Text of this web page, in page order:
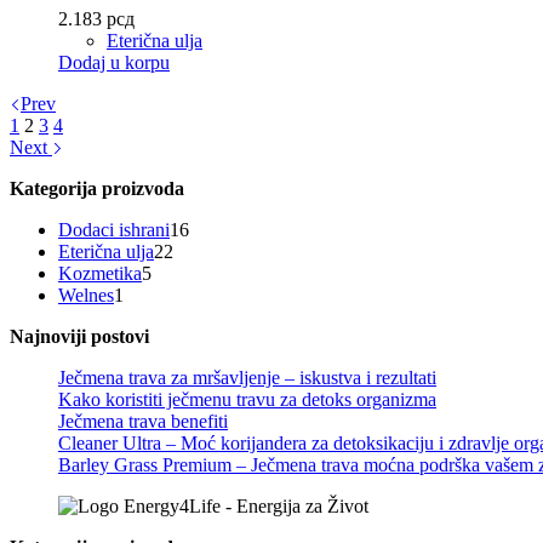
2.183 рсд
Eterična ulja
Dodaj u korpu
Prev
1 2 3 4
Next
Kategorija proizvoda
Dodaci ishrani1616
Eterična ulja22
Kozmetika55
Welnes1
Najnoviji postovi
Ječmena trava za mršavljenje – iskustva i rezultati
Kako koristiti ječmenu travu za detoks organizma
Ječmena trava benefiti
Cleaner Ultra – Moć korijandera za detoksikaciju i zdravlje
Barley Grass Premium – Ječmena trava moćna podrška vašem